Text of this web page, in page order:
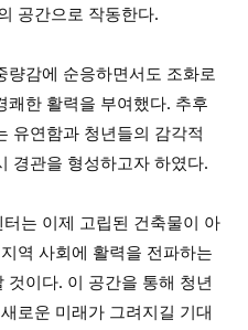
공간으로 작동한다.
량감에 순응하면서도 조화로
쾌한 활력을 부여했다. 추후
유연함과 청년들의 감각적
경관을 형성하고자 하였다.
는 이제 고립된 건축물이 아
역 사회에 활력을 전파하는
이다. 이 공간을 통해 청년
로운 미래가 그려지길 기대